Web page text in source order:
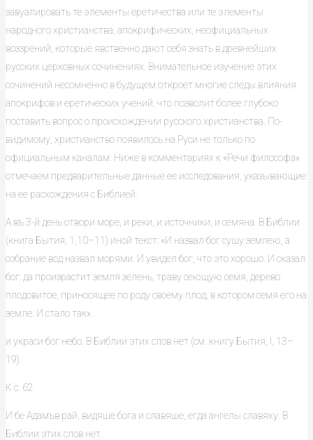
завуалировать те элементы еретичества или те элементы
народного христианства, апокрифических, неофициальных
воззрений, которые явственно дают себя знать в древнейших
русских церковных сочинениях. Внимательное изучение этих
сочинений несомненно в будущем откроет многие следы влияния
апокрифов и еретических учений, что позволит более глубоко
поставить вопрос о происхождении русского христианства. По-
видимому, христианство появилось на Руси не только по
официальным каналам. Ниже в комментариях к «Речи философа»
отмечаем предварительные данные ее исследования, указывающие
на ее расхождения с Библией.
А въ 3-й день отвори море, и реки, и источники, и семяна. В Библии
(книга Бытия, 1,10–11) иной текст: «И назвал бог сушу землею, а
собрание вод назвал морями. И увидел бог, что это хорошо. И сказал
бог: да произрастит земля зелень, траву сеющую семя, дерево
плодовитое, приносящее по роду своему плод, в котором семя его на
земле. И стало так».
и украси бог небо. В Библии этих слов нет (см. книгу Бытия, I, 13–
19).
К с. 62
И бе Адамъв рай, видяше бога и славяше, егда ангелы славяху. В
Библии этих слов нет.